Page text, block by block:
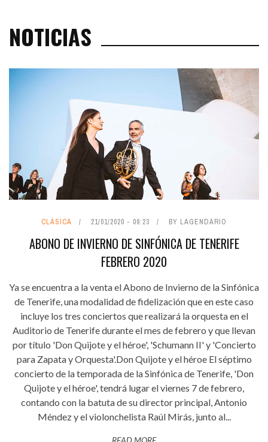
NOTICIAS
CLÁSICA 21/01/2020 - 09:23 BY LAGENDARIO
ABONO DE INVIERNO DE SINFÓNICA DE TENERIFE
FEBRERO 2020
Ya se encuentra a la venta el Abono de Invierno de la Sinfónica
de Tenerife, una modalidad de fidelización que en este caso
incluye los tres conciertos que realizará la orquesta en el
Auditorio de Tenerife durante el mes de febrero y que llevan
por título 'Don Quijote y el héroe', 'Schumann II' y 'Concierto
para Zapata y Orquesta'.Don Quijote y el héroe El séptimo
concierto de la temporada de la Sinfónica de Tenerife, 'Don
Quijote y el héroe', tendrá lugar el viernes 7 de febrero,
contando con la batuta de su director principal, Antonio
Méndez y el violonchelista Raúl Mirás, junto al...